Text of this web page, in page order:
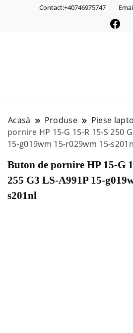
Contact:+40746975747
Acasă Produse Piese
pornire HP 15-G 15-R 15-S 250
15-g019wm 15-r029wm 15-
Buton de pornire HP 15-G
255 G3 LS-A991P 15-
s201nl